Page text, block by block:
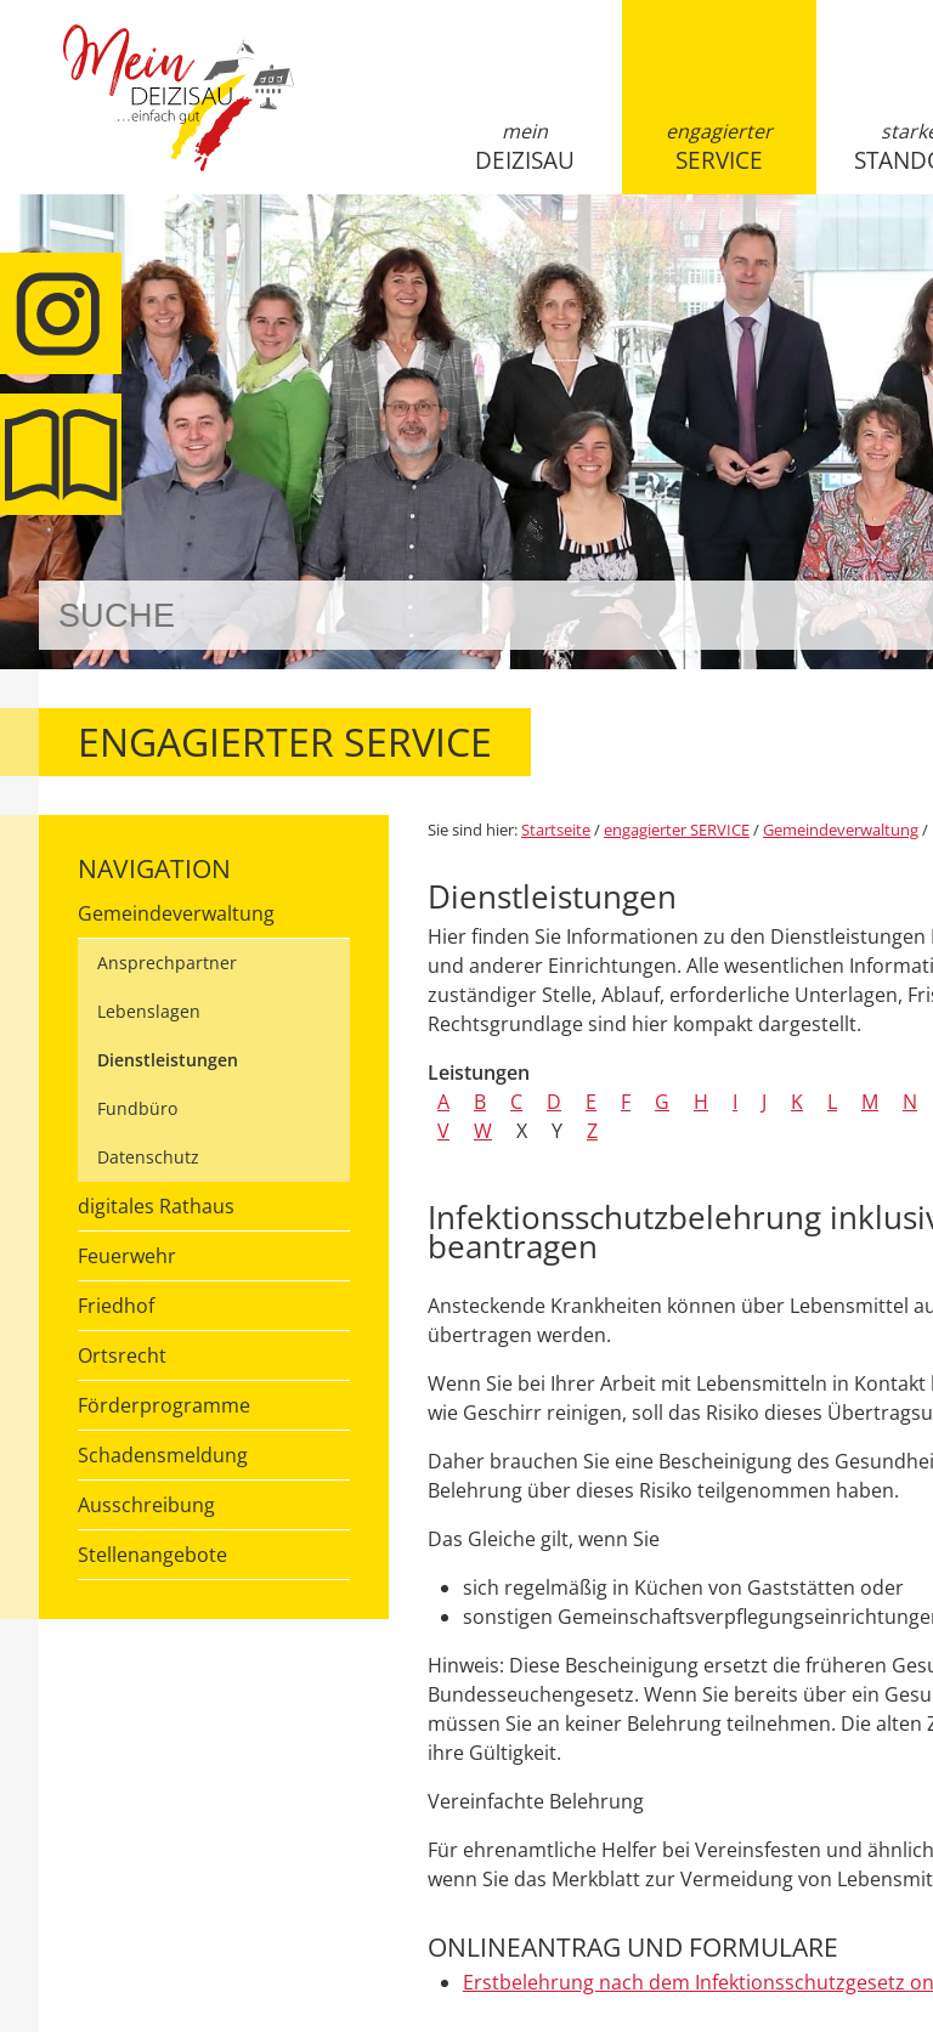
mein
DEIZISAU
engagierter
SERVICE
ENGAGIERTER SERVICE
NAVIGATION
Gemeindeverwaltung
Ansprechpartner
Lebenslagen
Dienstleistungen
Fundbüro
Datenschutz
digitales Rathaus
Feuerwehr
Friedhof
Ortsrecht
Förderprogramme
Schadensmeldung
Ausschreibung
Stellenangebote
Sie sind hier:Startseite/engagierter SERVICE/Gemeindeverwaltung/
Dienstleistungen
Hier finden Sie Informationen zu den
und anderer Einrichtungen. Alle wesentlichen
zuständiger Stelle, Ablauf, erforderliche Unterlagen,
Rechtsgrundlage sind hier kompakt dargestellt.
Leistungen
A
B C D E F G H I J K L M N
V
W X Y Z
Infektionsschutzbelehrung
beantragen
Ansteckende Krankheiten können über Lebensmittel
übertragen werden.
Wenn Sie bei Ihrer Arbeit mit Lebensmitteln in
wie Geschirr reinigen, soll das Risiko dieses
Daher brauchen Sie eine Bescheinigung des
Belehrung über dieses Risiko teilgenommen haben.
Das Gleiche gilt, wenn Sie
sich regelmäßig in Küchen von Gaststätten oder
sonstigen
Hinweis: Diese Bescheinigung ersetzt die früheren
Bundesseuchengesetz. Wenn Sie bereits über ein
müssen Sie an keiner Belehrung teilnehmen. Die
ihre Gültigkeit.
Vereinfachte Belehrung
Für ehrenamtliche Helfer bei Vereinsfesten und
wenn Sie das Merkblatt zur Vermeidung von
ONLINEANTRAG UND FORMULARE
Erstbelehrung nach dem Infektionsschutzgesetz